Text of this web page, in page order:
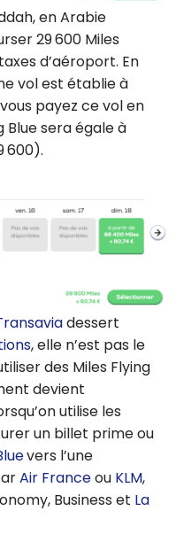
en Arabie
29 600 Miles
d’aéroport. En
vol est établie à
payez ce vol en
Blue sera égale à
600).
dessert
, elle n’est pas le
des Miles Flying
devient
utilise les
un billet prime ou
vers l’une
Air Franceou KLM,
Business et La